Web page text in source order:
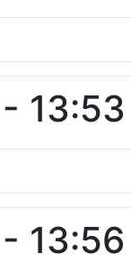
13:53
13:56